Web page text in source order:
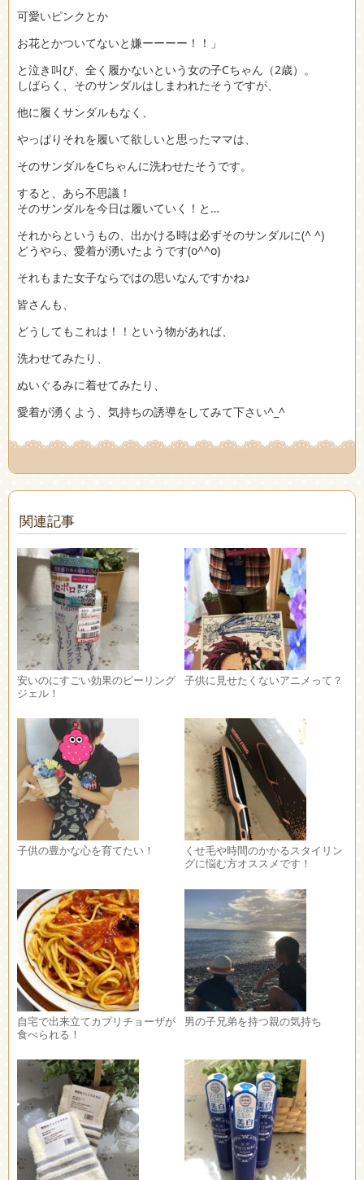
可愛いピンクとか
お花とかついてないと嫌ーーーー！！」
と泣き叫び、全く履かないという女の子Cちゃん（2歳）。
しばらく、そのサンダルはしまわれたそうですが、
他に履くサンダルもなく、
やっぱりそれを履いて欲しいと思ったママは、
そのサンダルをCちゃんに洗わせたそうです。
すると、あら不思議！
そのサンダルを今日は履いていく！と…
それからというもの、出かける時は必ずそのサンダルに(^ ^)
どうやら、愛着が湧いたようです(o^^o)
それもまた女子ならではの思いなんですかね♪
皆さんも、
どうしてもこれは！！という物があれば、
洗わせてみたり、
ぬいぐるみに着せてみたり、
愛着が湧くよう、気持ちの誘導をしてみて下さい^_^
関連記事
安いのにすごい効果のピーリング
ジェル！
子供に見せたくないアニメって？
子供の豊かな心を育てたい！
くせ毛や時間のかかるスタイリン
グに悩む方オススメです！
自宅で出来立てカプリチョーザが
食べられる！
男の子兄弟を持つ親の気持ち